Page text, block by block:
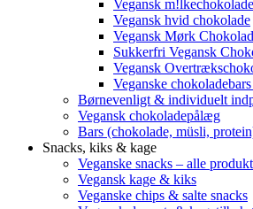
Vegansk m!lkechokolade
Vegansk hvid chokolade
Vegansk Mørk
Sukkerfri Vegansk
Vegansk
Veganske
Børnevenligt & individuelt
Vegansk chokoladepålæg
Bars (chokolade, müsli,
Snacks, kiks & kage
Veganske snacks – alle
Vegansk kage & kiks
Veganske chips & salte snacks